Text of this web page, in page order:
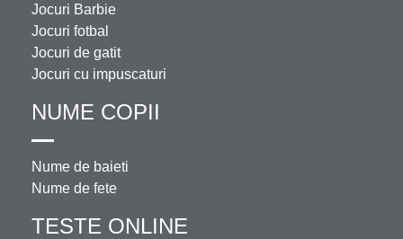
Jocuri Barbie
Jocuri fotbal
Jocuri de gatit
Jocuri cu impuscaturi
NUME COPII
Nume de baieti
Nume de fete
TESTE ONLINE